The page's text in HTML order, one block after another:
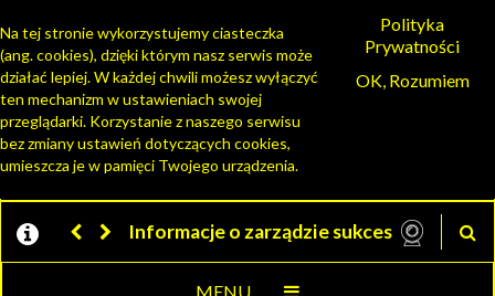
PORTAL PRZEDSIĘBIORCY
Informacje o zarządzie sukcesyjnym
MENU
Polityka
Prywatności
OK, Rozumiem
Na tej stronie wykorzystujemy ciasteczka
(ang. cookies), dzięki którym nasz serwis może
działać lepiej. W każdej chwili możesz wyłączyć
ten mechanizm w ustawieniach swojej
przeglądarki. Korzystanie z naszego serwisu
bez zmiany ustawień dotyczących cookies,
umieszcza je w pamięci Twojego urządzenia.